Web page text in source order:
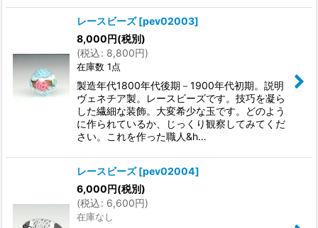
レースビーズ [pev02003]
8,000円(税別)
(税込: 8,800円)
在庫数 1点
製造年代1800年代後期－1900年代初期。説明
ヴェネチア製。レースビーズです。技巧を凝ら
した繊細な装飾。大変希少な玉です。どのよう
に作られているか、じっくり観察してみてくだ
さい。これを作った職人&h…
レースビーズ [pev02004]
6,000円(税別)
(税込: 6,600円)
在庫なし